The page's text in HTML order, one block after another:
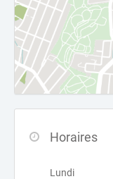
Horaires
Lundi